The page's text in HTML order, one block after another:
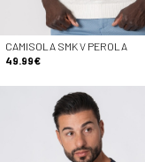
CAMISOLA SMK V PEROLA
49.99€